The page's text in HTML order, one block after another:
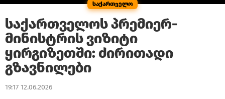
საქართველო
საქართველოს პრემიერ-
მინისტრის ვიზიტი
ყირგიზეთში: ძირითადი
გზავნილები
19:17 12.06.2026